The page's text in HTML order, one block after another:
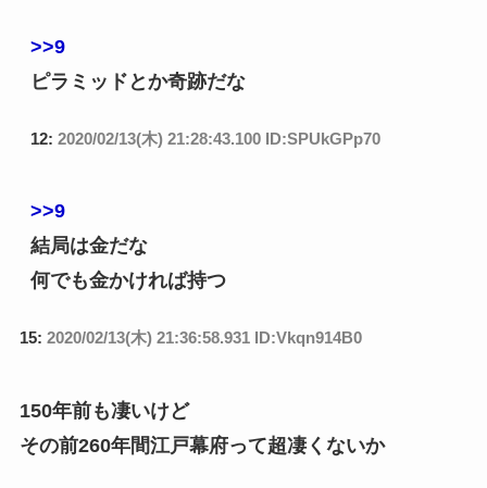
>>9
ピラミッドとか奇跡だな
12: 2020/02/13(木) 21:28:43.100 ID:SPUkGPp70
>>9
結局は金だな
何でも金かければ持つ
15: 2020/02/13(木) 21:36:58.931 ID:Vkqn914B0
150年前も凄いけど
その前260年間江戸幕府って超凄くないか